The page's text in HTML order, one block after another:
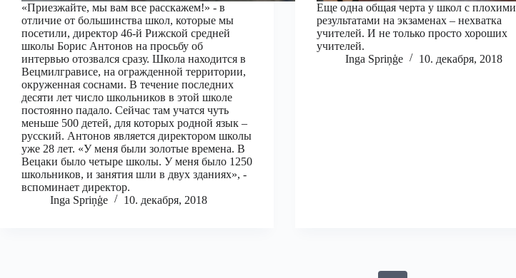
«Приезжайте, мы вам все расскажем!» - в
отличие от большинства школ, которые мы
посетили, директор 46-й Рижской средней
школы Борис Антонов на просьбу об
интервью отозвался сразу. Школа находится в
Вецмилгрависе, на огражденной территории,
окруженная соснами. В течение последних
десяти лет число школьников в этой школе
постоянно падало. Сейчас там учатся чуть
меньше 500 детей, для которых родной язык –
русский. Антонов является директором школы
уже 28 лет. «У меня были золотые времена. В
Вецаки было четыре школы. У меня было 1250
школьников, и занятия шли в двух зданиях», -
вспоминает директор.
Inga Spriņģe
10. декабря, 2018
Еще одна общая черта у школ с плохими
результатами на экзаменах – нехватка
учителей. И не только просто хороших
учителей.
Inga Spriņģe
10. декабря, 2018